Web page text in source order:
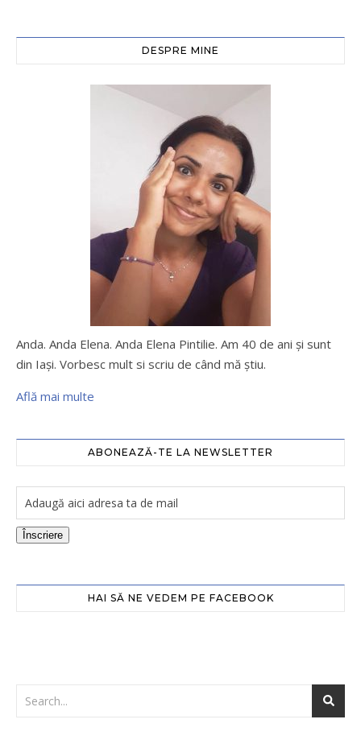
DESPRE MINE
Anda. Anda Elena. Anda Elena Pintilie. Am 40 de ani şi sunt
din Iaşi. Vorbesc mult si scriu de când mă ştiu.
Află mai multe
ABONEAZĂ-TE LA NEWSLETTER
Înscriere
HAI SĂ NE VEDEM PE FACEBOOK